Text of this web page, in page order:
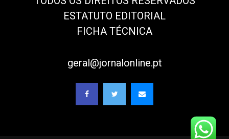
ESTATUTO EDITORIAL
FICHA TÉCNICA
geral@jornalonline.pt